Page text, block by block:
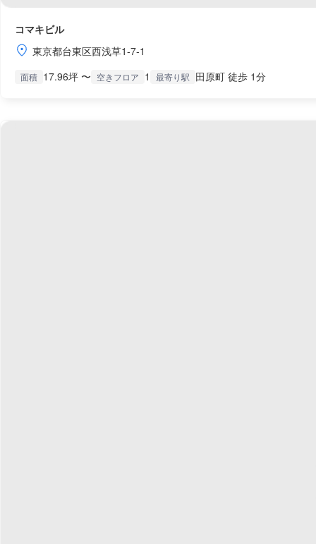
コマキビル
東京都台東区西浅草1-7-1
面積 17.96坪 〜 空きフロア 1 最寄り駅 田原町 徒歩 1分